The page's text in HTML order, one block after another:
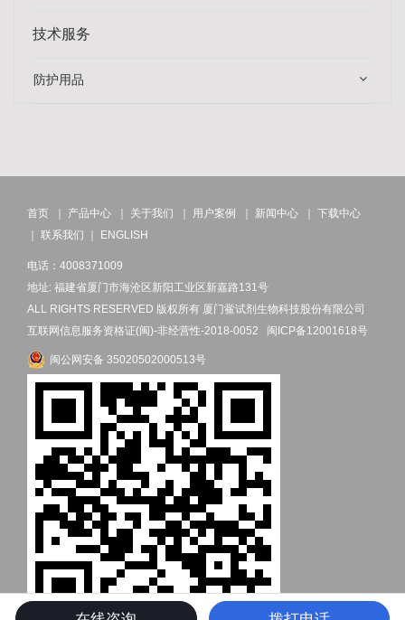
技术服务
防护用品
首页 产品中心 关于我们 用户案例 新闻中心
下载中心
联系我们 ENGLISH
电话：4008371009
地址: 福建省厦门市海沧区新阳工业区新嘉路131号
ALL RIGHTS RESERVED 版权所有 厦门鲎试剂生物科技股份有限公司
互联网信息服务资格证(闽)-非经营性-2018-0052 闽ICP备12001618号
闽公网安备 35020502000513号